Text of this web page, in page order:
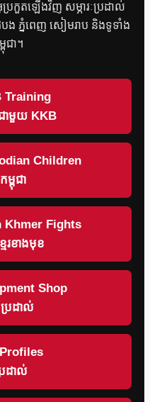
រកួតឡើងវិញ សម្ភារៈប្រដាល់
ង ភ្នំពេញ សៀមរាប និងទូទាំង
ជា។
Training
ាមួយ KKB
Children
ម្ពុជា
Khmer Fights
ែរខាងមុខ
Shop
ប្រដាល់
រដាល់